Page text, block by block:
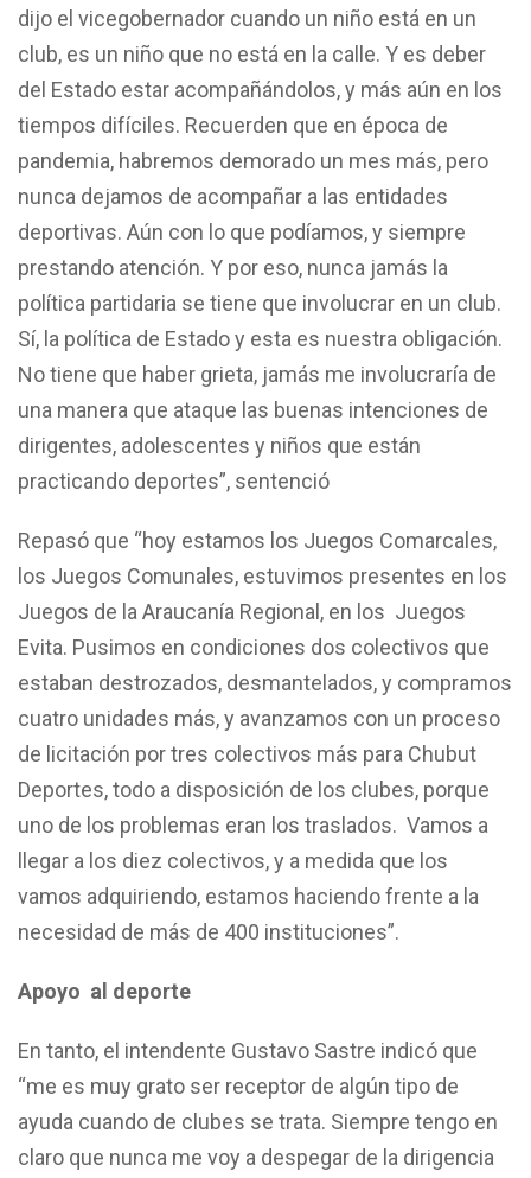
dijo el vicegobernador cuando un niño está en un
club, es un niño que no está en la calle. Y es deber
del Estado estar acompañándolos, y más aún en los
tiempos difíciles. Recuerden que en época de
pandemia, habremos demorado un mes más, pero
nunca dejamos de acompañar a las entidades
deportivas. Aún con lo que podíamos, y siempre
prestando atención. Y por eso, nunca jamás la
política partidaria se tiene que involucrar en un club.
Sí, la política de Estado y esta es nuestra obligación.
No tiene que haber grieta, jamás me involucraría de
una manera que ataque las buenas intenciones de
dirigentes, adolescentes y niños que están
practicando deportes”, sentenció
Repasó que “hoy estamos los Juegos Comarcales,
los Juegos Comunales, estuvimos presentes en los
Juegos de la Araucanía Regional, en los Juegos
Evita. Pusimos en condiciones dos colectivos que
estaban destrozados, desmantelados, y compramos
cuatro unidades más, y avanzamos con un proceso
de licitación por tres colectivos más para Chubut
Deportes, todo a disposición de los clubes, porque
uno de los problemas eran los traslados. Vamos a
llegar a los diez colectivos, y a medida que los
vamos adquiriendo, estamos haciendo frente a la
necesidad de más de 400 instituciones”.
Apoyo al deporte
En tanto, el intendente Gustavo Sastre indicó que
“me es muy grato ser receptor de algún tipo de
ayuda cuando de clubes se trata. Siempre tengo en
claro que nunca me voy a despegar de la dirigencia